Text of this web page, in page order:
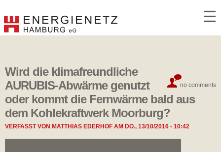
☰
no comments
Wird die klimafreundliche
AURUBIS-Abwärme genutzt
oder kommt die Fernwärme bald aus
dem Kohlekraftwerk Moorburg?
VERFASST VON MATTHIAS EDERHOFAM DO., 13/10/2016 - 10:42